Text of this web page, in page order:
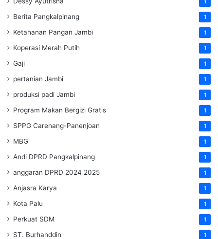
1
Berita Pangkalpinang 1
Ketahanan Pangan Jambi 1
Koperasi Merah Putih 1
Gaji 1
pertanian Jambi 1
produksi padi Jambi 1
Program Makan Bergizi Gratis 1
SPPG Carenang-Panenjoan 1
MBG 1
Andi DPRD Pangkalpinang 1
anggaran DPRD 2024 2025 1
Anjasra Karya 1
Kota Palu 1
Perkuat SDM 1
ST. Burhanddin 1